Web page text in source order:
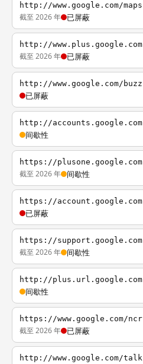
http://www.google.com/maps
截至 2026 年 已屏蔽
http://www.plus.google.com
截至 2026 年 已屏蔽
http://www.google.com/buzz
已屏蔽
http://accounts.google.com
间歇性
https://plusone.google.com
截至 2026 年 间歇性
https://account.google.com
已屏蔽
https://support.google.com
截至 2026 年 间歇性
http://plus.url.google.com
间歇性
https://www.google.com/ncr
截至 2026 年 已屏蔽
http://www.google.com/talk